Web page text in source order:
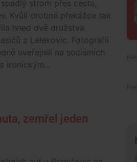
strom přes cestu,
Kvůli drobné překážce tak
hned dvě družstva
z Lelekovic. Fotografii
uveřejnili na sociálních
ironickým...
zemřel jeden